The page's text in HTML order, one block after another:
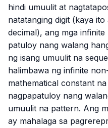
hindi umuulit at
natatanging digit (kaya
decimal), ang mga
patuloy nang walang
ng isang umuulit na
halimbawa ng infinite
mathematical constant
nagpapatuloy nang
umuulit na pattern. Ang
ay mahalaga sa